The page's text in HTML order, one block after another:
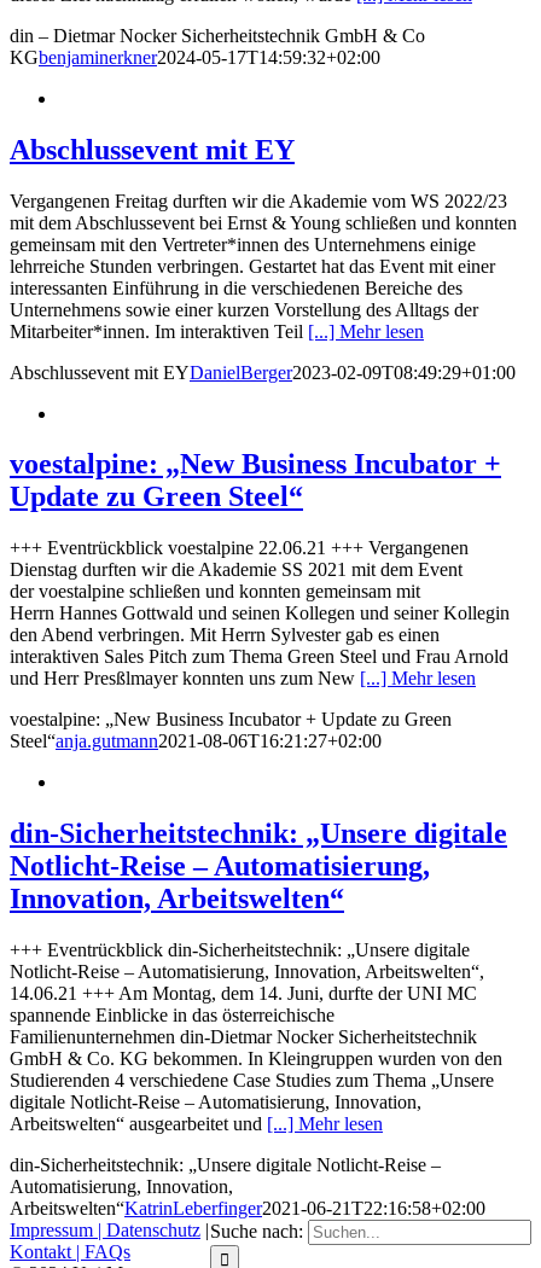
din – Dietmar Nocker Sicherheitstechnik GmbH & Co
KGbenjaminerkner2024-05-17T14:59:32+02:00
Abschlussevent mit EY
Vergangenen Freitag durften wir die Akademie vom WS 2022/23
mit dem Abschlussevent bei Ernst & Young schließen und konnten
gemeinsam mit den Vertreter*innen des Unternehmens einige
lehrreiche Stunden verbringen. Gestartet hat das Event mit einer
interessanten Einführung in die verschiedenen Bereiche des
Unternehmens sowie einer kurzen Vorstellung des Alltags der
Mitarbeiter*innen. Im interaktiven Teil [...] Mehr lesen
Abschlussevent mit EYDanielBerger2023-02-09T08:49:29+01:00
voestalpine: „New Business Incubator +
Update zu Green Steel“
+++ Eventrückblick voestalpine 22.06.21 +++ Vergangenen
Dienstag durften wir die Akademie SS 2021 mit dem Event
der voestalpine schließen und konnten gemeinsam mit
Herrn Hannes Gottwald und seinen Kollegen und seiner Kollegin
den Abend verbringen. Mit Herrn Sylvester gab es einen
interaktiven Sales Pitch zum Thema Green Steel und Frau Arnold
und Herr Presßlmayer konnten uns zum New [...] Mehr lesen
voestalpine: „New Business Incubator + Update zu Green
Steel“anja.gutmann2021-08-06T16:21:27+02:00
din-Sicherheitstechnik: „Unsere digitale
Notlicht-Reise – Automatisierung,
Innovation, Arbeitswelten“
+++ Eventrückblick din-Sicherheitstechnik: „Unsere digitale
Notlicht-Reise – Automatisierung, Innovation, Arbeitswelten“,
14.06.21 +++ Am Montag, dem 14. Juni, durfte der UNI MC
spannende Einblicke in das österreichische
Familienunternehmen din-Dietmar Nocker Sicherheitstechnik
GmbH & Co. KG bekommen. In Kleingruppen wurden von den
Studierenden 4 verschiedene Case Studies zum Thema „Unsere
digitale Notlicht-Reise – Automatisierung, Innovation,
Arbeitswelten“ ausgearbeitet und [...] Mehr lesen
din-Sicherheitstechnik: „Unsere digitale Notlicht-Reise –
Automatisierung, Innovation,
Arbeitswelten“KatrinLeberfinger2021-06-21T22:16:58+02:00
Suche nach:
Impressum | Datenschutz |
Kontakt | FAQs